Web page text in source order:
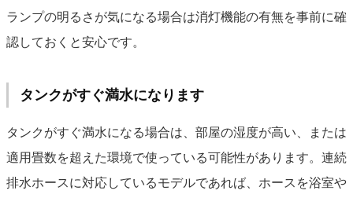
ランプの明るさが気になる場合は消灯機能の有無を事前に確
認しておくと安心です。
タンクがすぐ満水になります
タンクがすぐ満水になる場合は、部屋の湿度が高い、または
適用畳数を超えた環境で使っている可能性があります。連続
排水ホースに対応しているモデルであれば、ホースを浴室や